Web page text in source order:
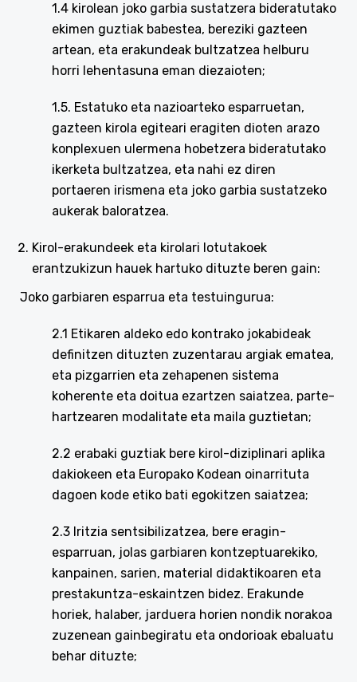
1.4 kirolean joko garbia sustatzera bideratutako
ekimen guztiak babestea, bereziki gazteen
artean, eta erakundeak bultzatzea helburu
horri lehentasuna eman diezaioten;
1.5. Estatuko eta nazioarteko esparruetan,
gazteen kirola egiteari eragiten dioten arazo
konplexuen ulermena hobetzera bideratutako
ikerketa bultzatzea, eta nahi ez diren
portaeren irismena eta joko garbia sustatzeko
aukerak baloratzea.
Kirol-erakundeek eta kirolari lotutakoek
erantzukizun hauek hartuko dituzte beren gain:
Joko garbiaren esparrua eta testuingurua:
2.1 Etikaren aldeko edo kontrako jokabideak
definitzen dituzten zuzentarau argiak ematea,
eta pizgarrien eta zehapenen sistema
koherente eta doitua ezartzen saiatzea, parte-
hartzearen modalitate eta maila guztietan;
2.2 erabaki guztiak bere kirol-diziplinari aplika
dakiokeen eta Europako Kodean oinarrituta
dagoen kode etiko bati egokitzen saiatzea;
2.3 Iritzia sentsibilizatzea, bere eragin-
esparruan, jolas garbiaren kontzeptuarekiko,
kanpainen, sarien, material didaktikoaren eta
prestakuntza-eskaintzen bidez. Erakunde
horiek, halaber, jarduera horien nondik norakoa
zuzenean gainbegiratu eta ondorioak ebaluatu
behar dituzte;